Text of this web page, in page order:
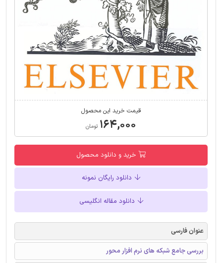
قیمت خرید این محصول
۱۶۴,۰۰۰ تومان
خرید و دانلود محصول
دانلود رایگان نمونه
دانلود مقاله انگلیسی
عنوان فارسی
بررسی جامع شبکه های نرم افزار محور